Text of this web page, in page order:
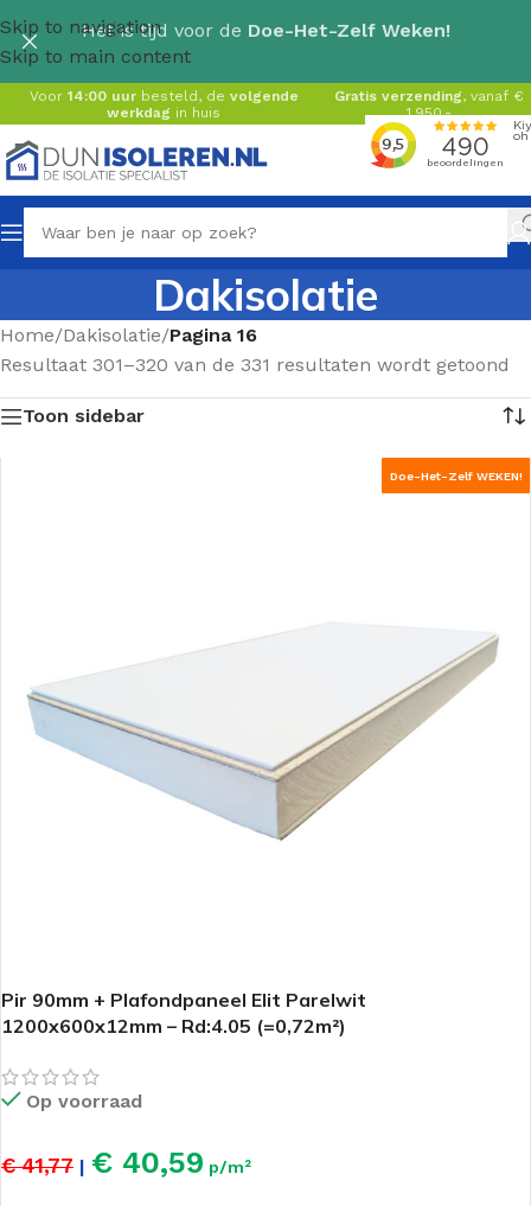
Skip to navigation
Skip to main content
Het is tijd voor de Doe-Het-Zelf Weken!
Voor 14:00 uurbesteld, de volgende
werkdag in huis
Gratis verzending, vanaf €
1.950,-
Dakisolatie
Home/Dakisolatie/Pagina 16
Resultaat 301–320 van de 331 resultaten wordt getoond
Toon sidebar
Doe-Het-Zelf WEKEN!
Pir 90mm + Plafondpaneel Elit Parelwit
1200x600x12mm – Rd:4.05 (=0,72m²)
Op voorraad
€ 41,77 | € 40,59 p/m²